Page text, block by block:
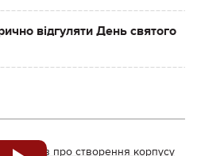
відгуляти День святого